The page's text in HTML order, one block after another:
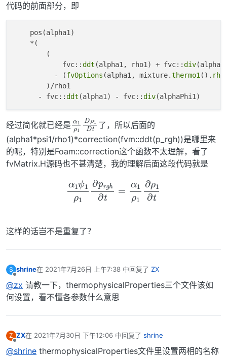
代码的前面部分，即
    pos(alpha1)
    *(
        (
            fvc::
ddt (alpha1, rho1) + fvc::div
          - (
fvOptions (alpha1, mixture.thermo1 (). rho
        )/rho1
      - fvc::
ddt (alpha1) - fvc::div
经过简化就已经是 α1 ρ1
D ρ1D
t
了，所以后面的
(alpha1*psi1/rho1)*correction(fvm::ddt(p_rgh))是哪里来
的呢，特别是Foam::correction这个函数不太理解，看了
fvMatrix.H源码也不甚清楚，我的理解后面这段代码就是
ρ1∂prgh∂t=α1ρ1∂
这样的话岂不是重复了？
S shrine在 2021年7月26日 上午7:38 中回复了 ZX
最后由 编辑
@zx 请教一下，thermophysicalProperties三个文件该如
何设置，看不懂各参数什么意思
Z ZX在 2021年7月30日 下午12:06 中回复了 shrine
最后由 编辑
@shrine thermophysicalProperties文件里设置两相的名称